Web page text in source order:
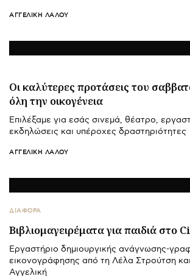
ΑΓΓΕΛΙΚΉ ΛΆΛΟΥ
Οι καλύτερες προτάσεις του
όλη την οικογένεια
Επιλέξαμε για εσάς σινεμά, θέατρο,
εκδηλώσεις και υπέροχες δραστηριότητες
ΑΓΓΕΛΙΚΉ ΛΆΛΟΥ
ΔΙΑΦΟΡΑ
Βιβλιομαγειρέματα για παιδιά στο
Εργαστήριο δημιουργικής ανάγνωσης-
εικονογράφησης από τη Λέλα Στρούτση
Αγγελική